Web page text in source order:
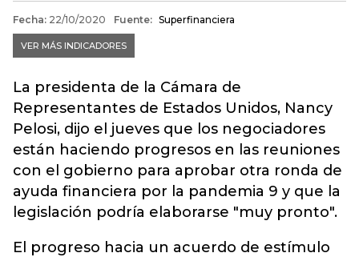
La presidenta de la Cámara de
Representantes de Estados Unidos, Nancy
Pelosi, dijo el jueves que los negociadores
están haciendo progresos en las reuniones
con el gobierno para aprobar otra ronda de
ayuda financiera por la pandemia 9 y que la
legislación podría elaborarse "muy pronto".
El progreso hacia un acuerdo de estímulo